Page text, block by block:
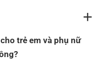
trẻ em và phụ nữ